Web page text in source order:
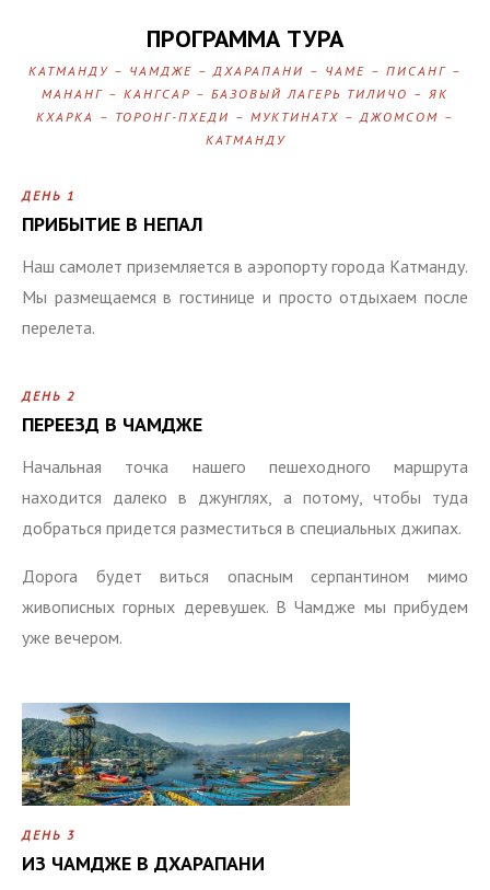
ПРОГРАММА ТУРА
КАТМАНДУ – ЧАМДЖЕ – ДХАРАПАНИ – ЧАМЕ – ПИСАНГ –
МАНАНГ – КАНГСАР – БАЗОВЫЙ ЛАГЕРЬ ТИЛИЧО – ЯК
КХАРКА – ТОРОНГ-ПХЕДИ – МУКТИНАТХ – ДЖОМСОМ –
КАТМАНДУ
ДЕНЬ 1
ПРИБЫТИЕ В НЕПАЛ
Наш самолет приземляется в аэропорту города Катманду.
Мы размещаемся в гостинице и просто отдыхаем после
перелета.
ДЕНЬ 2
ПЕРЕЕЗД В ЧАМДЖЕ
Начальная точка нашего пешеходного маршрута
находится далеко в джунглях, а потому, чтобы туда
добраться придется разместиться в специальных джипах.
Дорога будет виться опасным серпантином мимо
живописных горных деревушек. В Чамдже мы прибудем
уже вечером.
ДЕНЬ 3
ИЗ ЧАМДЖЕ В ДХАРАПАНИ